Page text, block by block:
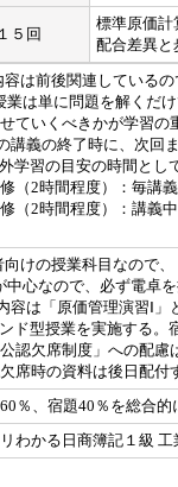
５回
標準原価計
配合差異と
容は前後関連している
業は単に問題を解くだ
ていくべきかが学習の
講義の終了時に、次回
学習の目安の時間とし
（2時間程度）：毎講
（2時間程度）：講義
向けの授業科目なので
中心なので、必ず電卓を
容は「原価管理演習Ⅰ」
ド型授業を実施する。
認欠席制度」への配慮
席時の資料は後日配付
％、宿題40％を総合的
リわかる日商簿記１級